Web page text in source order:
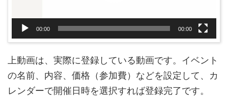
00:00 00:00
上動画は、実際に登録している動画です。イベント
の名前、内容、価格（参加費）などを設定して、カ
レンダーで開催日時を選択すれば登録完了です。